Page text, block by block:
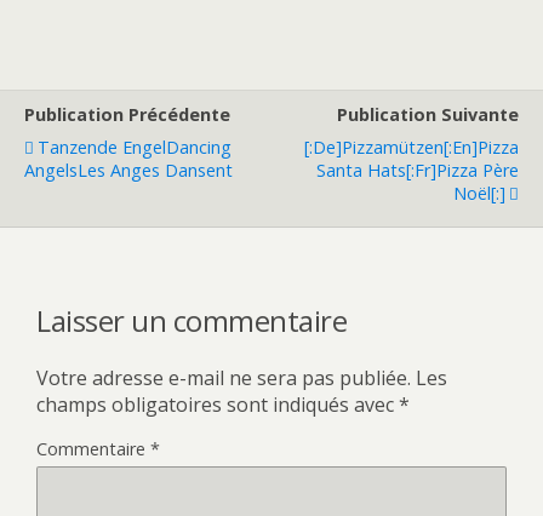
Publication Précédente
Tanzende EngelDancing
AngelsLes Anges Dansent
Publication Suivante
[:de]Pizzamützen[:en]Pizza
Santa Hats[:fr]Pizza Père
Noël[:]
Laisser un commentaire
Votre adresse e-mail ne sera pas publiée. Les
champs obligatoires sont indiqués avec*
Commentaire *